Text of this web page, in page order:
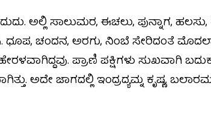
ಅಲ್ಲಿ ಸಾಲುಮರ, ಈಚಲು, ಪುನ್ನಾಗ,
ಧೂಪ, ಚಂದನ, ಅರಗು, ನಿಂಬೆ ಸೇರಿದಂತೆ
ಪ್ರಾಣಿ ಪಕ್ಷಿಗಳು ಸುಖವಾಗಿ
ಅದೇ ಜಾಗದಲ್ಲಿ ಇಂದ್ರದ್ಯಮ್ನ ಕೃಷ್ಣ,